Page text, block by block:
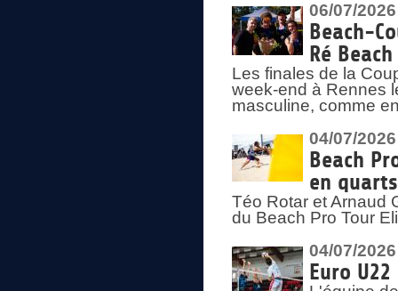
06/07/2026
Beach-
Ré
Les finales de la
week-end à Rennes
masculine, comme
04/07/2026
Beach
en quarts
Téo Rotar et Arnaud
du Beach Pro Tour
04/07/2026
Euro